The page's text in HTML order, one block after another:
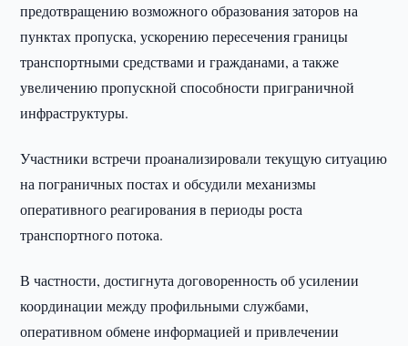
предотвращению возможного образования заторов на
пунктах пропуска, ускорению пересечения границы
транспортными средствами и гражданами, а также
увеличению пропускной способности приграничной
инфраструктуры.
Участники встречи проанализировали текущую ситуацию
на пограничных постах и обсудили механизмы
оперативного реагирования в периоды роста
транспортного потока.
В частности, достигнута договоренность об усилении
координации между профильными службами,
оперативном обмене информацией и привлечении